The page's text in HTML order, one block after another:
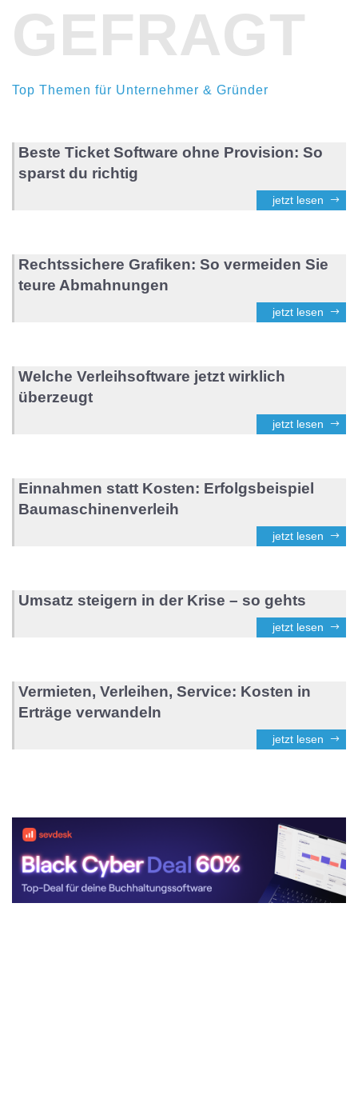
GEFRAGT
Top Themen für Unternehmer & Gründer
Beste Ticket Software ohne Provision: So
sparst du richtig
jetzt lesen
Rechtssichere Grafiken: So vermeiden Sie
teure Abmahnungen
jetzt lesen
Welche Verleihsoftware jetzt wirklich
überzeugt
jetzt lesen
Einnahmen statt Kosten: Erfolgsbeispiel
Baumaschinenverleih
jetzt lesen
Umsatz steigern in der Krise – so gehts
jetzt lesen
Vermieten, Verleihen, Service: Kosten in
Erträge verwandeln
jetzt lesen